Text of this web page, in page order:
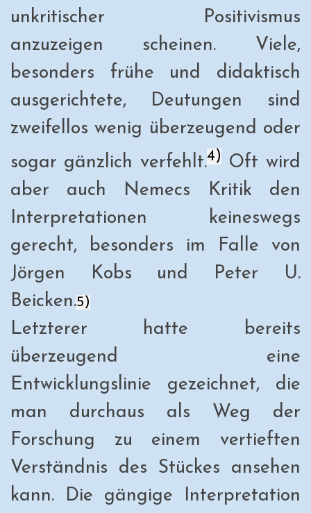
unkritischer Positivismus
anzuzeigen scheinen. Viele,
besonders frühe und didaktisch
ausgerichtete, Deutungen sind
zweifellos wenig überzeugend oder
sogar gänzlich verfehlt.4)Oft wird
aber auch Nemecs Kritik den
Interpretationen keineswegs
gerecht, besonders im Falle von
Jörgen Kobs und Peter U.
Beicken.5)
Letzterer hatte bereits
überzeugend eine
Entwicklungslinie gezeichnet, die
man durchaus als Weg der
Forschung zu einem vertieften
Verständnis des Stückes ansehen
kann. Die gängige Interpretation